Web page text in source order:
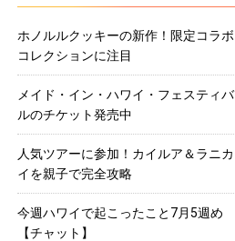
ホノルルクッキーの新作！限定コラボ
コレクションに注目
メイド・イン・ハワイ・フェスティバ
ルのチケット発売中
人気ツアーに参加！カイルア＆ラニカ
イを親子で完全攻略
今週ハワイで起こったこと7月5週め
【チャット】